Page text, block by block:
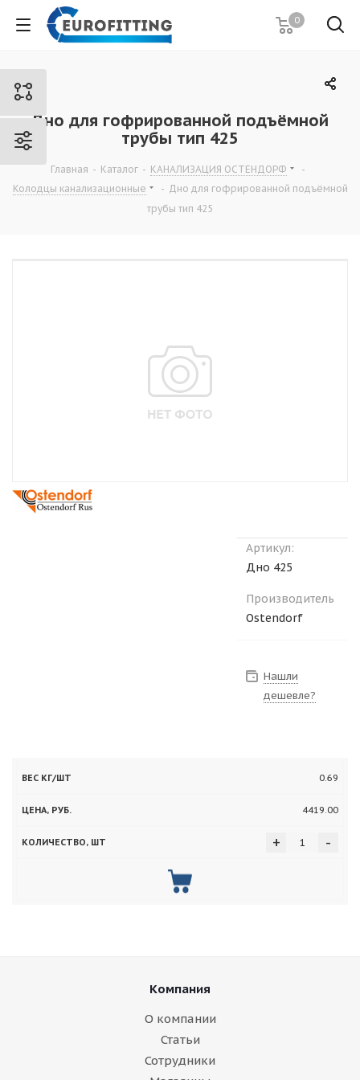
0
Дно для гофрированной подъёмной
трубы тип 425
Главная - Каталог - КАНАЛИЗАЦИЯ ОСТЕНДОРФ
-
Колодцы канализационные
- Дно для гофрированной подъёмной
трубы тип 425
Артикул:
Дно 425
Производитель
Ostendorf
Нашли
дешевле?
Вес
шт
руб.
0.69
4419.00
-
+
Компания
О компании
Статьи
Сотрудники